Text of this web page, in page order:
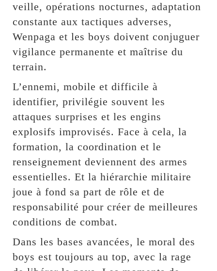
veille, opérations nocturnes, adaptation
constante aux tactiques adverses,
Wenpaga et les boys doivent conjuguer
vigilance permanente et maîtrise du
terrain.
L’ennemi, mobile et difficile à
identifier, privilégie souvent les
attaques surprises et les engins
explosifs improvisés. Face à cela, la
formation, la coordination et le
renseignement deviennent des armes
essentielles. Et la hiérarchie militaire
joue à fond sa part de rôle et de
responsabilité pour créer de meilleures
conditions de combat.
Dans les bases avancées, le moral des
boys est toujours au top, avec la rage